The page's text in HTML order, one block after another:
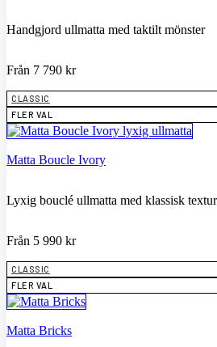
Handgjord ullmatta med taktilt mönster
Från 7 790 kr
CLASSIC
FLER VAL
Matta Boucle Ivory
Lyxig bouclé ullmatta med klassisk textur
Från 5 990 kr
CLASSIC
FLER VAL
Matta Bricks